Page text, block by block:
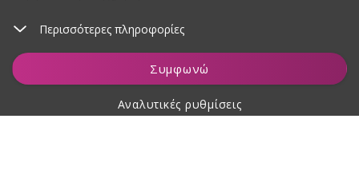
Περισσότερες πληροφορίες
Συμφωνώ
Αναλυτικές ρυθμίσεις
Παρακολούθηση